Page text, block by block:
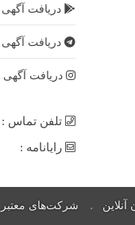
دریافت
دریافت آگهی
دریافت آگهی
تلفن تماس :
رایانامه :
آنلاین شرکت‌های معتبر